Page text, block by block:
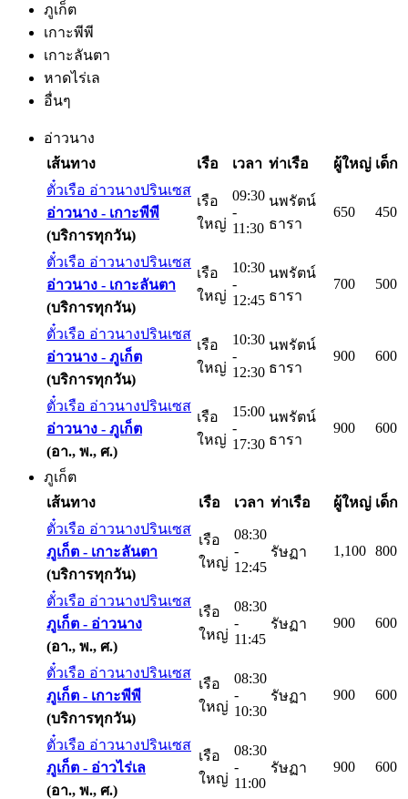
ภูเก็ต
เกาะพีพี
เกาะลันตา
หาดไร่เล
อื่นๆ
อ่าวนาง
เส้นทาง
เรือ เวลา ท่าเรือ ผู้ใหญ่ เด็ก
ตั๋วเรือ อ่าวนางปรินเซส
อ่าวนาง - เกาะพีพี
(บริการทุกวัน)
เรือ
ใหญ่
09:30
-
11:30
นพรัตน์
ธารา
650 450
ตั๋วเรือ อ่าวนางปรินเซส
อ่าวนาง - เกาะลันตา
(บริการทุกวัน)
เรือ
ใหญ่
10:30
-
12:45
นพรัตน์
ธารา
700 500
ตั๋วเรือ อ่าวนางปรินเซส
อ่าวนาง - ภูเก็ต
(บริการทุกวัน)
เรือ
ใหญ่
10:30
-
12:30
นพรัตน์
ธารา
900 600
ตั๋วเรือ อ่าวนางปรินเซส
อ่าวนาง - ภูเก็ต
(อา., พ., ศ.)
เรือ
ใหญ่
15:00
-
17:30
นพรัตน์
ธารา
900 600
ภูเก็ต
เส้นทาง
เรือ เวลา ท่าเรือ ผู้ใหญ่ เด็ก
ตั๋วเรือ อ่าวนางปรินเซส
ภูเก็ต - เกาะลันตา
(บริการทุกวัน)
เรือ
ใหญ่
08:30
-
12:45
รัษฏา 1,100 800
ตั๋วเรือ อ่าวนางปรินเซส
ภูเก็ต - อ่าวนาง
(อา., พ., ศ.)
เรือ
ใหญ่
08:30
-
11:45
รัษฏา 900 600
ตั๋วเรือ อ่าวนางปรินเซส
ภูเก็ต - เกาะพีพี
(บริการทุกวัน)
เรือ
ใหญ่
08:30
-
10:30
รัษฏา 900 600
ตั๋วเรือ อ่าวนางปรินเซส
ภูเก็ต - อ่าวไร่เล
(อา., พ., ศ.)
เรือ
ใหญ่
08:30
-
11:00
รัษฏา 900 600